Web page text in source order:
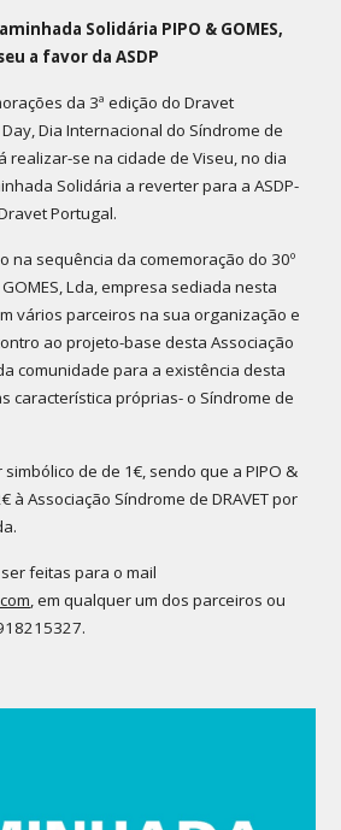
Solidária PIPO & GOMES,
a favor da ASDP
da 3ª edição do Dravet
Dia Internacional do Síndrome de
realizar-se na cidade de Viseu, no dia
Solidária a reverter para a ASDP-
Portugal.
na sequência da comemoração do 30º
Lda, empresa sediada nesta
vários parceiros na sua organização e
ao projeto-base desta Associação
comunidade para a existência desta
característica próprias- o Síndrome de
de de 1€, sendo que a PIPO &
à Associação Síndrome de DRAVET por
feitas para o mail
, em qualquer um dos parceiros ou